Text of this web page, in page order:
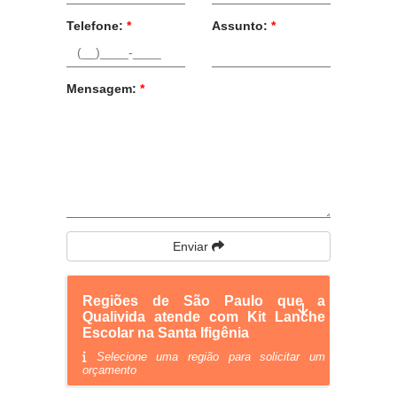
Telefone: * Assunto: *
Mensagem: *
Enviar
Regiões de São Paulo que a
Qualivida atende com Kit Lanche
Escolar na Santa Ifigênia
Selecione uma região para solicitar um
orçamento